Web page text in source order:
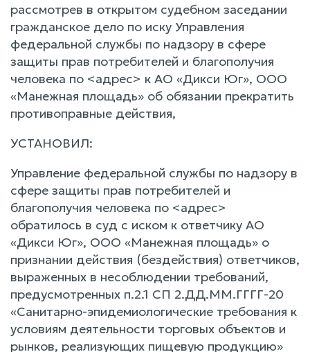
рассмотрев в открытом судебном заседании
гражданское дело по иску Управления
федеральной службы по надзору в сфере
защиты прав потребителей и благополучия
человека по <адрес> к АО «Дикси Юг», ООО
«Манежная площадь» об обязании прекратить
противоправные действия,
УСТАНОВИЛ:
Управление федеральной службы по надзору в
сфере защиты прав потребителей и
благополучия человека по <адрес>
обратилось в суд с иском к ответчику АО
«Дикси Юг», ООО «Манежная площадь» о
признании действия (бездействия) ответчиков,
выраженных в несоблюдении требований,
предусмотренных п.2.1 СП 2.ДД.ММ.ГГГГ-20
«Санитарно-эпидемиологические требования к
условиям деятельности торговых объектов и
рынков, реализующих пищевую продукцию»